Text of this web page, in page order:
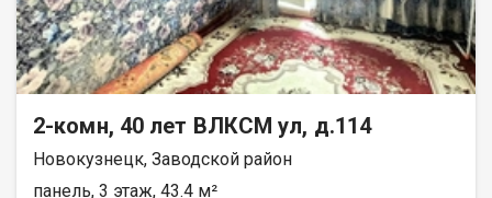
2-комн, 40 лет ВЛКСМ ул, д.114
Новокузнецк, Заводской район
панель, 3 этаж, 43.4 м²